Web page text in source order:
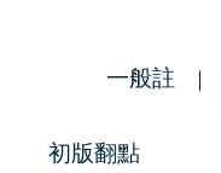
一般註
初版翻點